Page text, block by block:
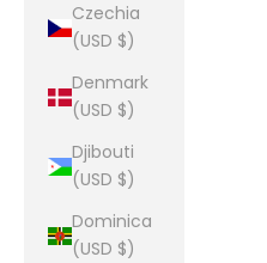
Czechia
(USD $)
Denmark
(USD $)
Djibouti
(USD $)
Dominica
(USD $)